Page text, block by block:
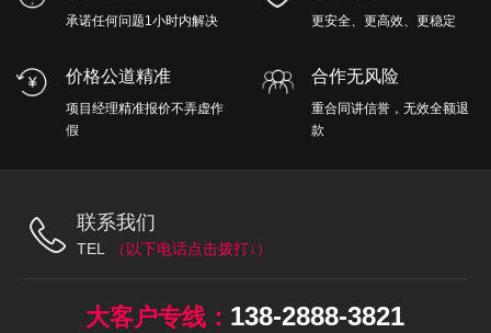
承诺任何问题1小时内解决 更安全、更高效、更稳定
价格公道精准
项目经理精准报价不弄虚作
假
合作无风险
重合同讲信誉，无效全额退
款
联系我们
TEL
138-2888-3821